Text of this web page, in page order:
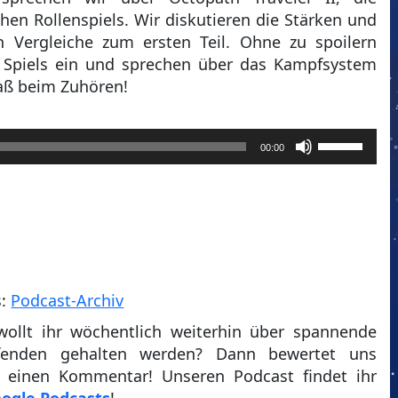
Rollenspiels. Wir diskutieren die Stärken und
Vergleiche zum ersten Teil. Ohne zu spoilern
ein und sprechen über das Kampfsystem
beim Zuhören!
00:00
Pfeiltasten
Hoch/Runter
Podcast-Archiv
ihr wöchentlich weiterhin über spannende
gehalten werden? Dann bewertet uns
Kommentar! Unseren Podcast findet ihr